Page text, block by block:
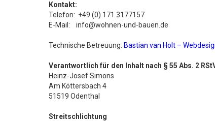
Kontakt:
Telefon: +49 (0) 171 3177157
E-Mail: info@wohnen-und-bauen.de
Technische Betreuung: Bastian van Holt –
Verantwortlich für den Inhalt nach § 55 Abs. 2
Heinz-Josef Simons
Am Köttersbach 4
51519 Odenthal
Streitschlichtung